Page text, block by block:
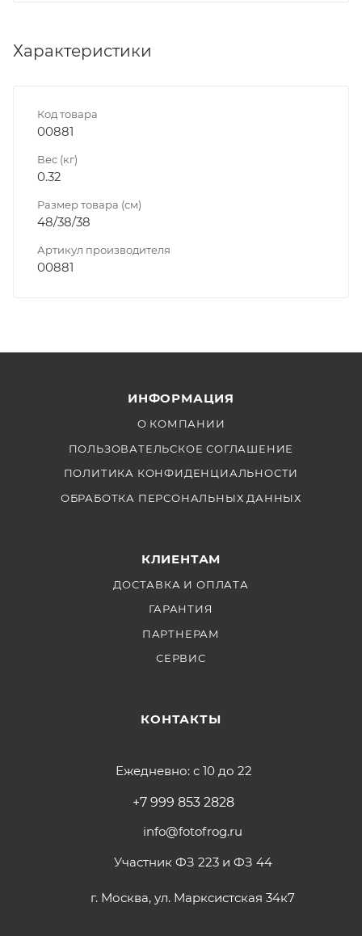
Характеристики
Код товара
00881
Вес (кг)
0.32
Размер товара (см)
48/38/38
Артикул производителя
00881
ИНФОРМАЦИЯ
О КОМПАНИИ
ПОЛЬЗОВАТЕЛЬСКОЕ СОГЛАШЕНИЕ
ПОЛИТИКА КОНФИДЕНЦИАЛЬНОСТИ
ОБРАБОТКА ПЕРСОНАЛЬНЫХ ДАННЫХ
КЛИЕНТАМ
ДОСТАВКА И ОПЛАТА
ГАРАНТИЯ
ПАРТНЕРАМ
СЕРВИС
КОНТАКТЫ
Ежедневно: с 10 до 22
+7 999 853 2828
info@fotofrog.ru
Участник ФЗ 223 и ФЗ 44
г. Москва, ул. Марксистская 34к7